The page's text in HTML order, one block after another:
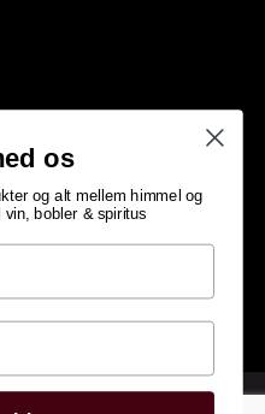
os
og alt mellem himmel og
bobler & spiritus